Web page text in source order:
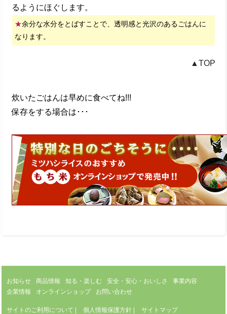
るようにほぐします。
★余分な水分をとばすことで、透明感と光沢のあるごはんに
なります。
▲TOP
炊いたごはんは早めに食べてね!!!
保存をする場合は･･･
お知らせ 商品情報 知る・楽しむ 安全・安心・おいしさ
事業内容
企業情報
オンラインショップ お問い合わせ
サイトのご利用について 個人情報保護方針 サイトマップ